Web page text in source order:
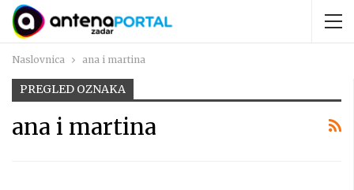
Naslovnica ana i martina
PREGLED OZNAKA
ana i martina